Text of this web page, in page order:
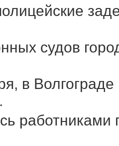
судов
в
работниками